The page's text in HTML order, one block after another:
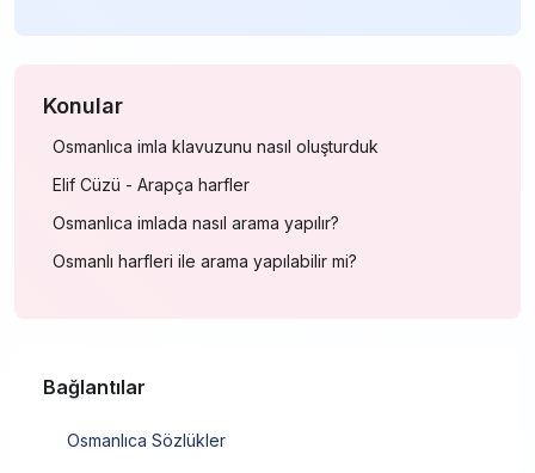
Konular
Osmanlıca imla klavuzunu nasıl oluşturduk
Elif Cüzü - Arapça harfler
Osmanlıca imlada nasıl arama yapılır?
Osmanlı harfleri ile arama yapılabilir mi?
Bağlantılar
Osmanlıca Sözlükler